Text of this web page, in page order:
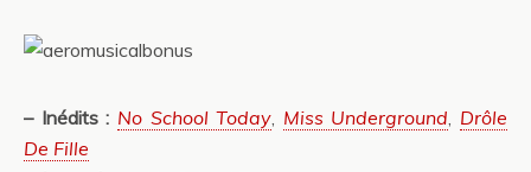
– Inédits : No School Today, Miss Underground, Drôle
De Fille